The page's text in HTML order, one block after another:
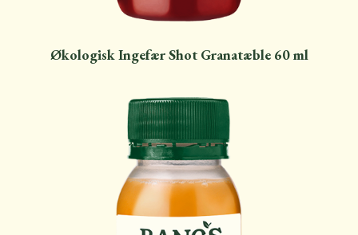
Økologisk Ingefær Shot Granatæble 60 ml